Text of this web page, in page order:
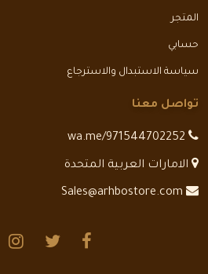
المتجر
حسابي
سياسة الاستبدال والاسترجاع
تواصل معنا
الامارات العربية المتحدة